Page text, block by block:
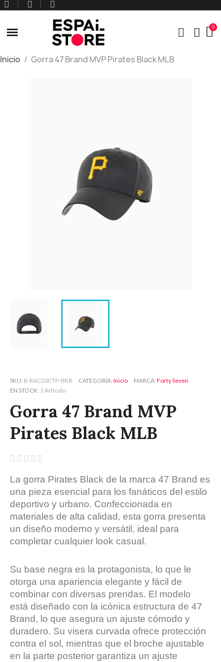
Inicio Gorra 47 Brand MVP Pirates Black MLB
SKU B-RAC20CTP-BKB CATEGORÍA Inicio MARCA Forty Seven
EN STOCK 1 Artículo
Gorra 47 Brand MVP
Pirates Black MLB
    
La gorra Pirates Black de la marca 47 Brand es
una pieza esencial para los fanáticos del estilo
deportivo y urbano. Confeccionada en
materiales de alta calidad, esta gorra presenta
un diseño moderno y versátil, ideal para
completar cualquier look casual.
Su base negra es la protagonista, lo que le
otorga una apariencia elegante y fácil de
combinar con diversas prendas. El modelo
está diseñado con la icónica estructura de 47
Brand, lo que asegura un ajuste cómodo y
duradero. Su visera curvada ofrece protección
contra el sol, mientras que el broche ajustable
en la parte posterior garantiza un ajuste